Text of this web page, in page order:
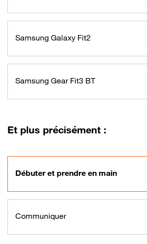
Samsung Galaxy Fit2
Samsung Gear Fit3 BT
Et plus précisément :
Débuter et prendre en main
Communiquer